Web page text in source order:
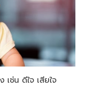
ช่น ดีใจ เสียใจ